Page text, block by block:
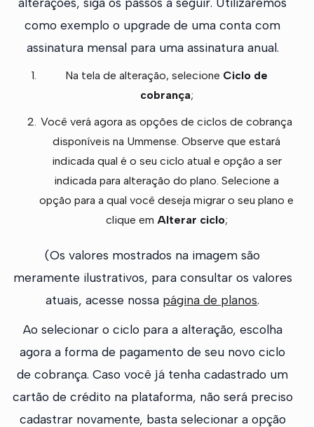
como exemplo o upgrade de uma conta com
assinatura mensal para uma assinatura anual.
Na tela de alteração, selecione Ciclo de
cobrança;
Você verá agora as opções de ciclos de cobrança
disponíveis na Ummense. Observe que estará
indicada qual é o seu ciclo atual e opção a ser
indicada para alteração do plano. Selecione a
opção para a qual você deseja migrar o seu plano e
clique em Alterar ciclo;
(Os valores mostrados na imagem são
meramente ilustrativos, para consultar os valores
atuais, acesse nossa página de planos.
Ao selecionar o ciclo para a alteração, escolha
agora a forma de pagamento de seu novo ciclo
de cobrança. Caso você já tenha cadastrado um
cartão de crédito na plataforma, não será preciso
cadastrar novamente, basta selecionar a opção